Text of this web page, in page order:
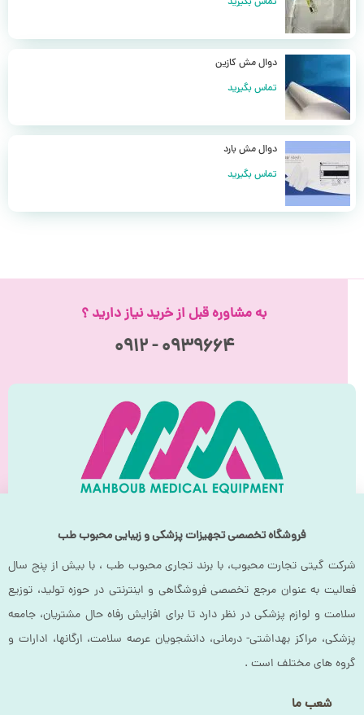
دوال مش کازین
تماس بگیرید
دوال مش بارد
تماس بگیرید
به مشاوره قبل از خرید نیاز دارید ؟
۰۹۳۹۶۶۴ - ۰۹۱۲
فروشگاه تخصصی تجهیزات پزشکی و زیبایی محبوب طب
شرکت گیتی تجارت محبوب، با برند تجاری محبوب طب ، با بیش از پنج سال
فعالیت به عنوان مرجع تخصصی فروشگاهی و اینترنتی در حوزه تولید، توزیع
سلامت و لوازم پزشکی در نظر دارد تا برای افزایش رفاه حال مشتریان، جامعه
پزشکی، مراکز بهداشتی- درمانی، دانشجویان عرصه سلامت، ارگانها، ادارات و
گروه های مختلف است .
شعب ما